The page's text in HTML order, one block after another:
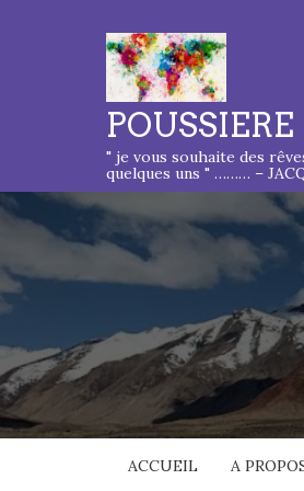
" je vous souhaite des
quelques uns " ……… –
ACCUEIL A